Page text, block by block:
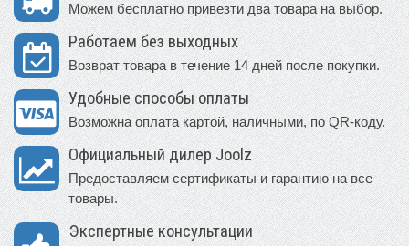
Можем бесплатно привезти два товара на выбор.
Работаем без выходных
Возврат товара в течение 14 дней после покупки.
Удобные способы оплаты
Возможна оплата картой, наличными, по QR-коду.
Официальный дилер Joolz
Предоставляем сертификаты и гарантию на все
товары.
Экспертные консультации